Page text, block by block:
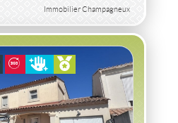
Immobilier Champagneux